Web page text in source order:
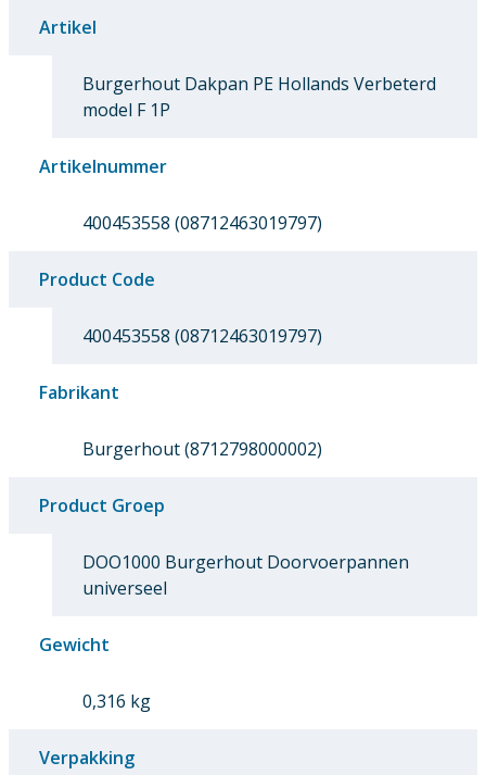
Artikel
Burgerhout Dakpan PE Hollands Verbeterd
model F 1P
Artikelnummer
400453558 (08712463019797)
Product Code
400453558 (08712463019797)
Fabrikant
Burgerhout (8712798000002)
Product Groep
DOO1000 Burgerhout Doorvoerpannen
universeel
Gewicht
0,316 kg
Verpakking